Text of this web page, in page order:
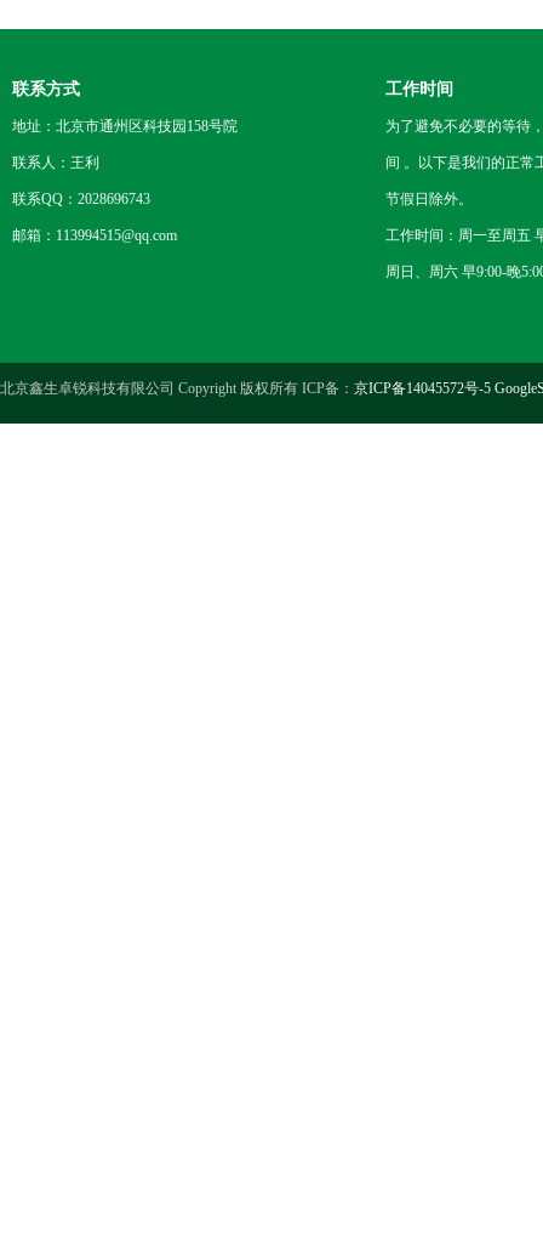
联系方式
地址：北京市通州区科技园158号院
联系人：王利
联系QQ：2028696743
邮箱：113994515@qq.com
工作时间
为了避免不必要的等待
间 。以下是我们的正常
节假日除外。
工作时间：周一至周五
周日、周六 早9:00-晚
北京鑫生卓锐科技有限公司 Copyright 版权所有 ICP备： 京ICP备14045572号-5